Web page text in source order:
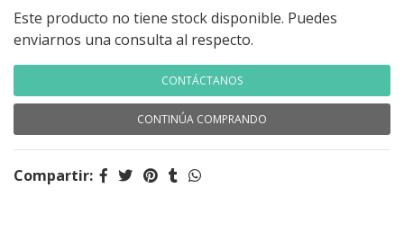
Este producto no tiene stock disponible. Puedes
enviarnos una consulta al respecto.
CONTÁCTANOS
CONTINÚA COMPRANDO
Compartir: